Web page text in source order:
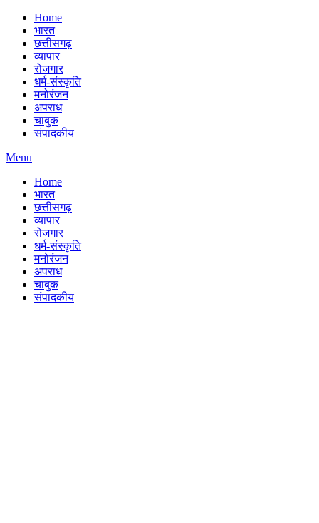
Home
भारत
छत्तीसगढ़
व्यापार
रोजगार
धर्म-संस्कृति
मनोरंजन
अपराध
चाबुक
संपादकीय
Menu
Home
भारत
छत्तीसगढ़
व्यापार
रोजगार
धर्म-संस्कृति
मनोरंजन
अपराध
चाबुक
संपादकीय